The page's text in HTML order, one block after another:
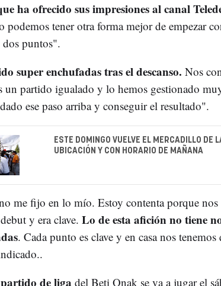
ha ofrecido sus impresiones al canal
podemos tener otra forma mejor de empezar
puntos".
super enchufadas tras el descanso. Nos
un partido igualado y lo hemos gestionado
ese paso arriba y conseguir el resultado".
ESTE DOMINGO VUELVE EL MERCADILLO DE
UBICACIÓN Y CON HORARIO DE MAÑANA
me fijo en lo mío. Estoy contenta porque nos
y era clave. Lo de esta afición no tiene
. Cada punto es clave y en casa nos tenemos
de liga del Beti Onak se va a jugar el